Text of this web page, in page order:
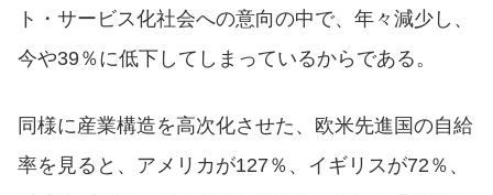
ト・サービス化社会への意向の中で、年々減少し、
今や39％に低下してしまっているからである。
同様に産業構造を高次化させた、欧米先進国の自給
率を見ると、アメリカが127％、イギリスが72％、